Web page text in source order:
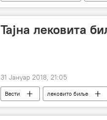
Колинда Грабар-Китаровић
Балканске игре без граница
Тајна лековита
31 Јануар 2018, 21:05
Вести лековито биље